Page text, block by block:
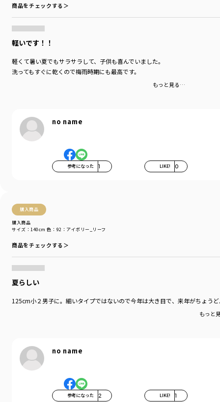
商品をチェックする＞
軽いです！！
軽くて暑い夏でもサラサラして、子供も喜んでいました。
洗ってもすぐに乾くので梅雨時期にも最高です。
もっと見る…
no name
参考になった 1 LIKE! 0
購入商品
購入商品
サイズ：140cm 色：92：アイボリー_リーフ
商品をチェックする＞
夏らしい
125cm小２男子に。細いタイプではないので今年は大き目で、来年がちょう
もっと
no name
参考になった 2 LIKE! 1
＃ペア＃ペアコーデ
＃100cm＃110cm＃120cm＃130cm＃140cm＃150cm
着用イメージ/カラー：21:ブルー
サイズ：サイズ130
性別タイプ
／BOY
商品番号